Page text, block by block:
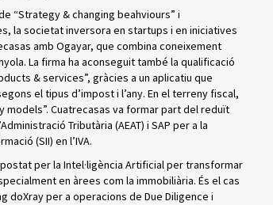
“Strategy & changing beahviours” i
la societat inversora en startups i en iniciatives
amb Ogayar, que combina coneixement
La firma ha aconseguit també la qualificació
& services”, gràcies a un aplicatiu que
el tipus d’impost i l’any. En el terreny fiscal,
Cuatrecasas va formar part del reduït
Tributària (AEAT) i SAP per a la
(SII) en l’IVA.
per la Intel·ligència Artificial per transformar
en àrees com la immobiliària. És el cas
doXray per a operacions de Due Diligence i